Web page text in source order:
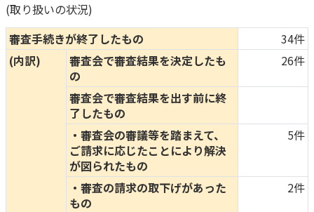
(取り扱いの状況)
審査手続きが終了したもの
34件
(内訳)
審査会で審査結果を決定したも
の
26件
審査会で審査結果を出す前に終
了したもの
・審査会の審議等を踏まえて、
ご請求に応じたことにより解決
が図られたもの
5件
・審査の請求の取下げがあった
もの
2件